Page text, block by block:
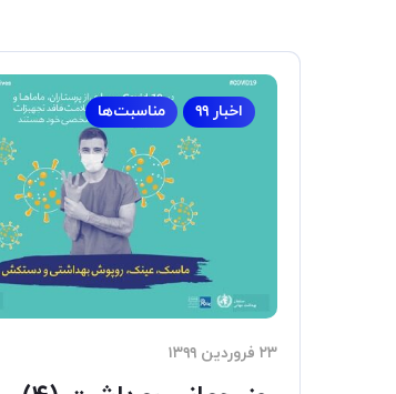
اخبار ۹۹ مناسبت‌ها
۲۳ فروردین ۱۳۹۹